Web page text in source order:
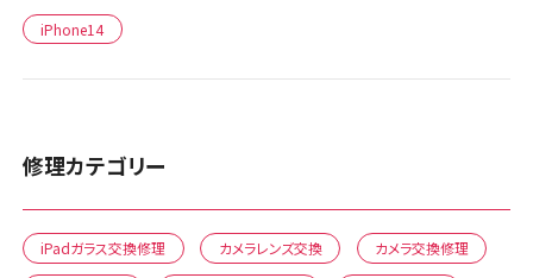
iPhone14
修理カテゴリー
iPadガラス交換修理 カメラレンズ交換 カメラ交換修理